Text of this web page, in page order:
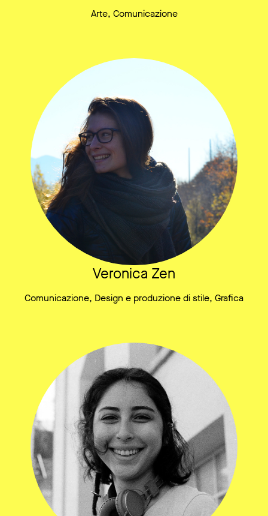
Arte, Comunicazione
Veronica Zen
Comunicazione, Design e produzione di stile, Grafica